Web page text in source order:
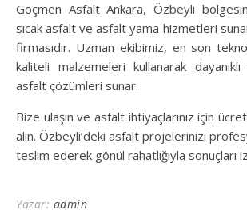
Göçmen Asfalt Ankara, Özbeyli
sıcak asfalt ve asfalt yama hizmetleri
firmasıdır. Uzman ekibimiz, en son
kaliteli malzemeleri kullanarak
asfalt çözümleri sunar.
Bize ulaşın ve asfalt ihtiyaçlarınız için
alın. Özbeyli’deki asfalt projelerinizi
teslim ederek gönül rahatlığıyla sonuçları
Yazar: admin